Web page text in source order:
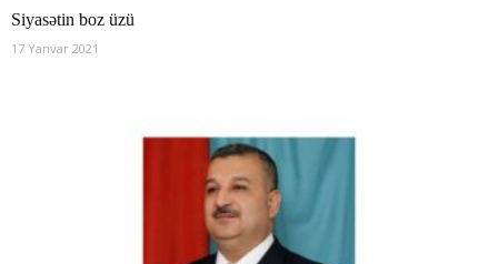
Siyasətin boz üzü
17 Yanvar 2021